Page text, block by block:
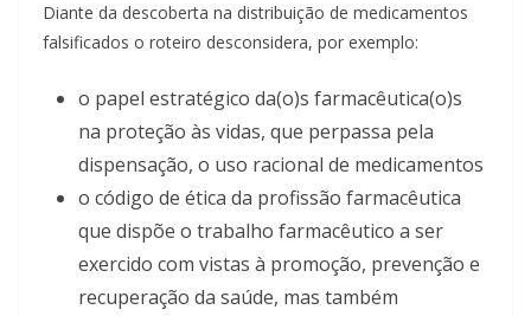
Diante da descoberta na distribuição de medicamentos
falsificados o roteiro desconsidera, por exemplo:
o papel estratégico da(o)s farmacêutica(o)s
na proteção às vidas, que perpassa pela
dispensação, o uso racional de medicamentos
o código de ética da profissão farmacêutica
que dispõe o trabalho farmacêutico a ser
exercido com vistas à promoção, prevenção e
recuperação da saúde, mas também